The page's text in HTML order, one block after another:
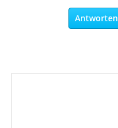
Antworten